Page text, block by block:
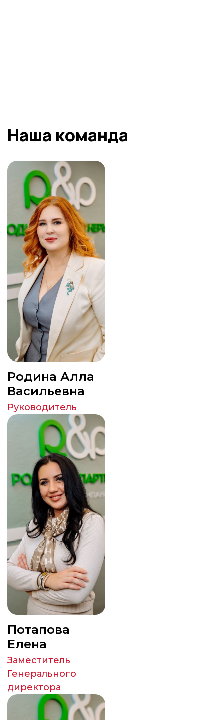
Наша команда
Родина Алла
Васильевна
Руководитель
Потапова
Елена
Заместитель
Генерального
директора